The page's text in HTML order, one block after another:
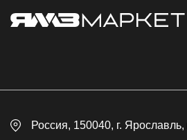
Контакты
Доставка
Россия, 150040, г. Ярославль,